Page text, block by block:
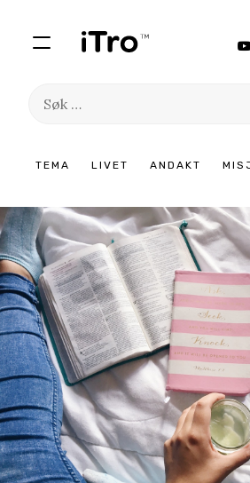
TEMA LIVET ANDAKT
Søk
innhold